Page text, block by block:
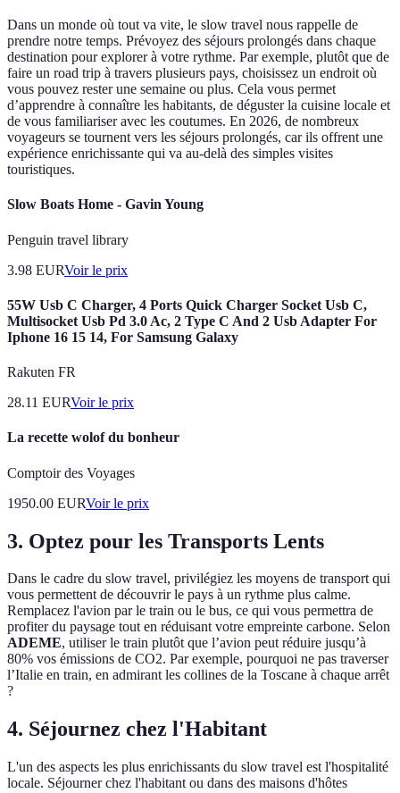
Dans un monde où tout va vite, le slow travel nous rappelle de
prendre notre temps. Prévoyez des séjours prolongés dans chaque
destination pour explorer à votre rythme. Par exemple, plutôt que de
faire un road trip à travers plusieurs pays, choisissez un endroit où
vous pouvez rester une semaine ou plus. Cela vous permet
d’apprendre à connaître les habitants, de déguster la cuisine locale et
de vous familiariser avec les coutumes. En 2026, de nombreux
voyageurs se tournent vers les séjours prolongés, car ils offrent une
expérience enrichissante qui va au-delà des simples visites
touristiques.
Slow Boats Home - Gavin Young
Penguin travel library
3.98 EURVoir le prix
55W Usb C Charger, 4 Ports Quick Charger Socket Usb C,
Multisocket Usb Pd 3.0 Ac, 2 Type C And 2 Usb Adapter For
Iphone 16 15 14, For Samsung Galaxy
Rakuten FR
28.11 EURVoir le prix
La recette wolof du bonheur
Comptoir des Voyages
1950.00 EURVoir le prix
3. Optez pour les Transports Lents
Dans le cadre du slow travel, privilégiez les moyens de transport qui
vous permettent de découvrir le pays à un rythme plus calme.
Remplacez l'avion par le train ou le bus, ce qui vous permettra de
profiter du paysage tout en réduisant votre empreinte carbone. Selon
ADEME, utiliser le train plutôt que l’avion peut réduire jusqu’à
80% vos émissions de CO2. Par exemple, pourquoi ne pas traverser
l’Italie en train, en admirant les collines de la Toscane à chaque arrêt
?
4. Séjournez chez l'Habitant
L'un des aspects les plus enrichissants du slow travel est l'hospitalité
locale. Séjourner chez l'habitant ou dans des maisons d'hôtes